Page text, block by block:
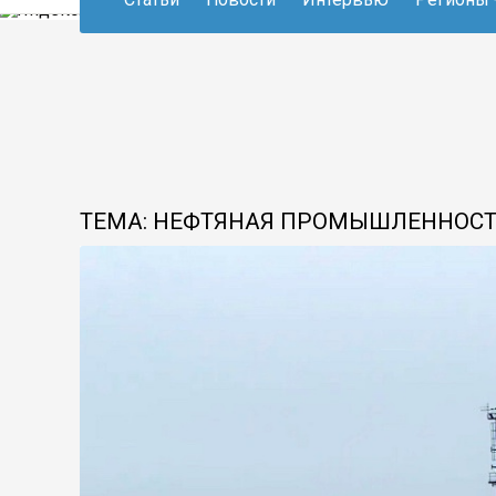
ТЕМА: НЕФТЯНАЯ